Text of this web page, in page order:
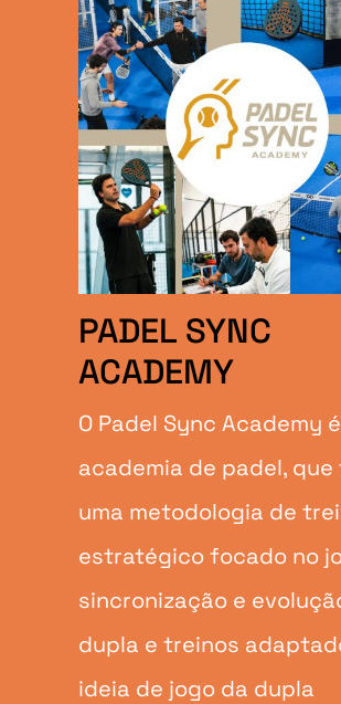
PADEL SYNC
ACADEMY
O Padel Sync Academy
academia de padel, que
uma metodologia de
estratégico focado no
sincronização e
dupla e treinos
ideia de jogo da dupla